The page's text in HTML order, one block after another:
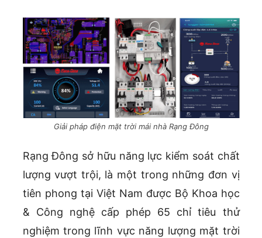
Giải pháp điện mặt trời mái nhà Rạng Đông
Rạng Đông sở hữu năng lực kiểm soát chất
lượng vượt trội, là một trong những đơn vị
tiên phong tại Việt Nam được Bộ Khoa học
& Công nghệ cấp phép 65 chỉ tiêu thử
nghiệm trong lĩnh vực năng lượng mặt trời